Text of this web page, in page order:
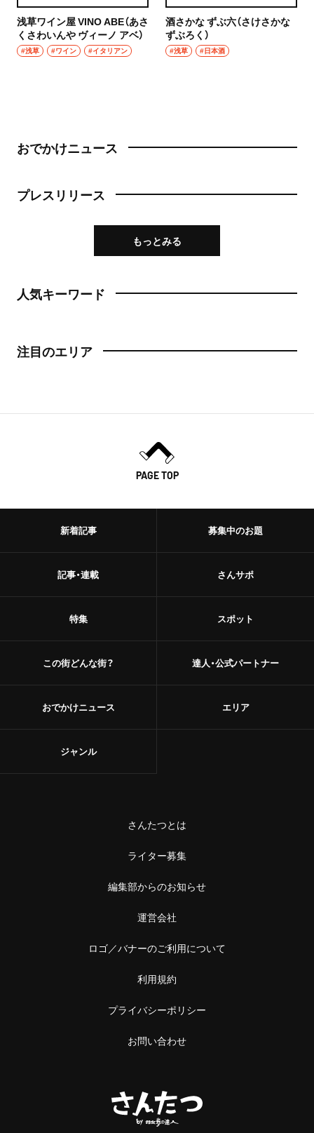
浅草ワイン屋 VINO ABE（あさ
くさわいんや ヴィーノ アベ）
#浅草 #ワイン #イタリアン
酒さかな ずぶ六（さけさかな
ずぶろく）
#浅草 #日本酒
おでかけニュース
プレスリリース
もっとみる
人気キーワード
注目のエリア
PAGE TOP
新着記事
記事・連載
特集
この街どんな街？
おでかけニュース
募集中のお題
さんサポ
スポット
達人・公式パートナー
エリア
ジャンル
さんたつとは
ライター募集
編集部からのお知らせ
運営会社
ロゴ／バナーのご利用について
利用規約
プライバシーポリシー
お問い合わせ